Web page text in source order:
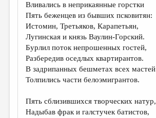
Вливались в неприкаянные горстки
Пять беженцев из бывших псковитян:
Истомин, Третьяков, Карапетьян,
Лугинская и князь Ваулин-Горский.
Бурлил поток непрошенных гостей,
Разбередив оседлых квартирантов.
В задрипанных бешметах всех мастей
Толпились части белоэмигрантов.
Пять сблизившихся творческих натур,
Надыбав фрак и галстучек батистов,